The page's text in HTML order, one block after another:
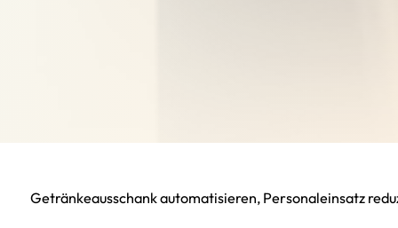
Getränkeausschank automatisieren, Personaleinsatz